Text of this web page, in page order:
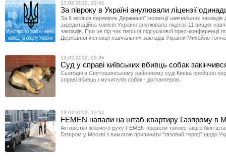
13.02.2012, 22:41
За півроку в Україні анулювали ліцензії
За 6 місяців перевірок Державної інспекції навчальних
акредитаційна комісія України анулювала ліцензії 11 вищих
закладів. Про це під час першої підсумкової прес-конференції
Державної інспекції навчальних закладів України Михайло
13.02.2012, 22:36
Суд у справі київських вбивць собак
Сьогодні в Святошинському районному суді Києва пройшло
справі вбивць і мучителів собак - догхантеров.
13.02.2012, 15:51
FEMEN напали на штаб-квартиру Газпрому в
Активістки жіночого руху FEMEN провели топлес-акцію біля
Газпром у Москві з вимогою припинити "газовий терор" щодо